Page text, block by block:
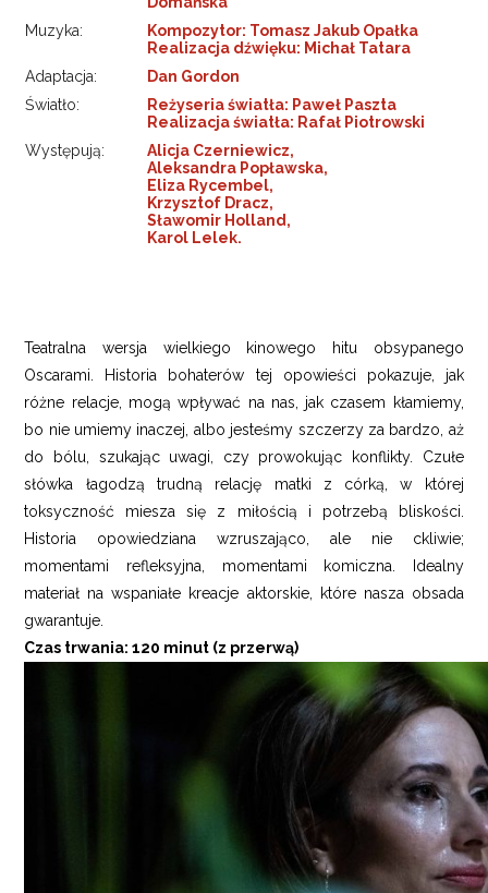
Muzyka:
Kompozytor: Tomasz Jakub Opałka
Realizacja dźwięku: Michał Tatara
Adaptacja:
Dan Gordon
Światło:
Reżyseria światła: Paweł Paszta
Realizacja światła: Rafał Piotrowski
Występują:
Alicja Czerniewicz,
Aleksandra Popławska,
Eliza Rycembel,
Krzysztof Dracz,
Sławomir Holland,
Karol Lelek.
Teatralna wersja wielkiego kinowego hitu obsypanego
Oscarami. Historia bohaterów tej opowieści pokazuje, jak
różne relacje, mogą wpływać na nas, jak czasem kłamiemy,
bo nie umiemy inaczej, albo jesteśmy szczerzy za bardzo, aż
do bólu, szukając uwagi, czy prowokując konflikty. Czułe
słówka łagodzą trudną relację matki z córką, w której
toksyczność miesza się z miłością i potrzebą bliskości.
Historia opowiedziana wzruszająco, ale nie ckliwie;
momentami refleksyjna, momentami komiczna. Idealny
materiał na wspaniałe kreacje aktorskie, które nasza obsada
gwarantuje.
Czas trwania: 120 minut (z przerwą)